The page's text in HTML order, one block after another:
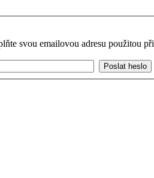
svou emailovou adresu použitou při